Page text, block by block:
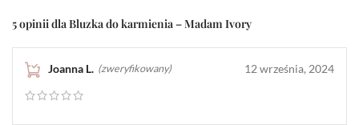
5 opinii dlaBluzka do karmienia – Madam Ivory
Joanna L. (zweryfikowany) 12 września, 2024